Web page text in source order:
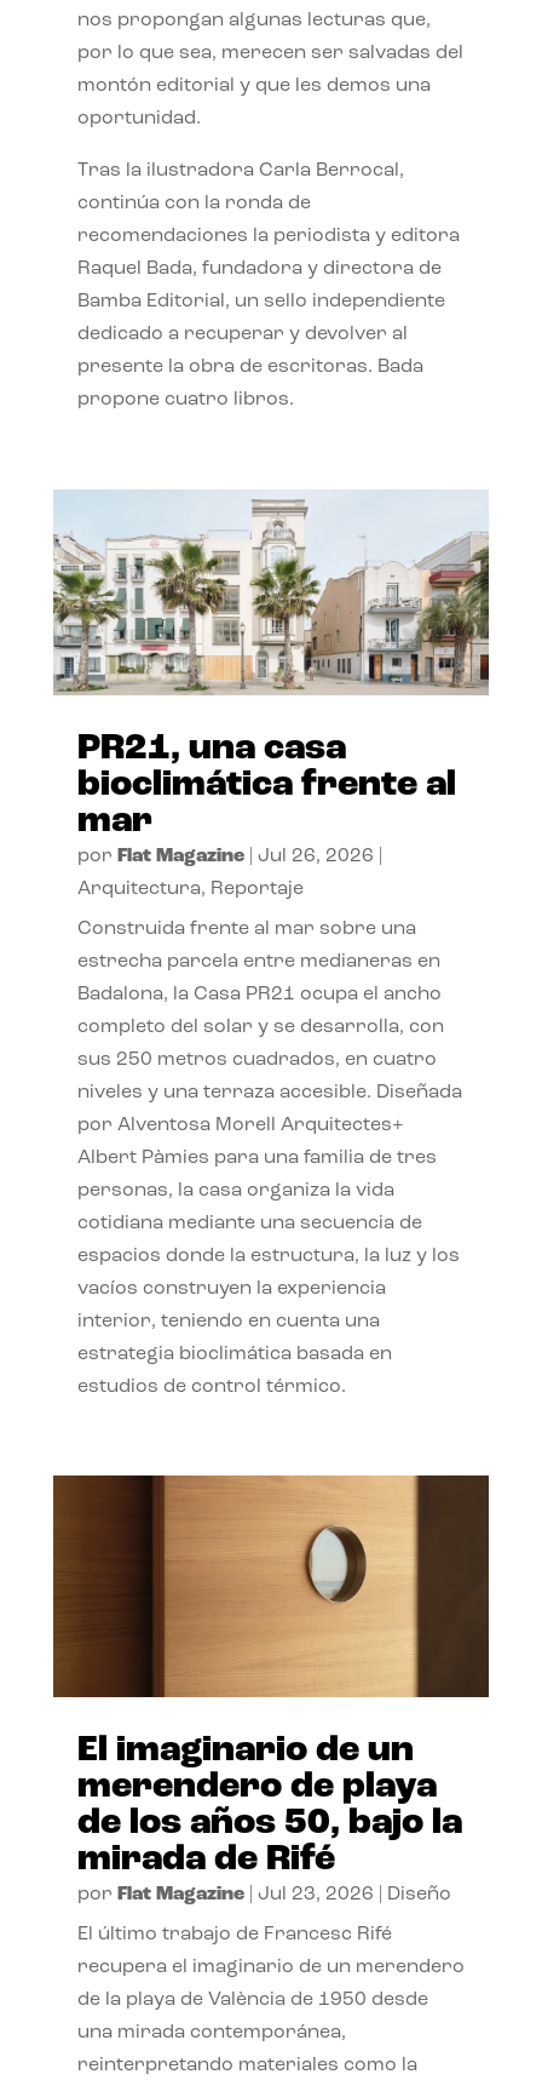
nos propongan algunas lecturas que,
por lo que sea, merecen ser salvadas del
montón editorial y que les demos una
oportunidad.
Tras la ilustradora Carla Berrocal,
continúa con la ronda de
recomendaciones la periodista y editora
Raquel Bada, fundadora y directora de
Bamba Editorial, un sello independiente
dedicado a recuperar y devolver al
presente la obra de escritoras. Bada
propone cuatro libros.
PR21, una casa
bioclimática frente al
mar
por Flat Magazine| Jul 26, 2026
Arquitectura, Reportaje
Construida frente al mar sobre una
estrecha parcela entre medianeras en
Badalona, la Casa PR21 ocupa el ancho
completo del solar y se desarrolla, con
sus 250 metros cuadrados, en cuatro
niveles y una terraza accesible. Diseñada
por Alventosa Morell Arquitectes+
Albert Pàmies para una familia de tres
personas, la casa organiza la vida
cotidiana mediante una secuencia de
espacios donde la estructura, la luz y los
vacíos construyen la experiencia
interior, teniendo en cuenta una
estrategia bioclimática basada en
estudios de control térmico.
El imaginario de un
merendero de playa
de los años 50, bajo la
mirada de Rifé
por Flat Magazine| Jul 23, 2026 Diseño
El último trabajo de Francesc Rifé
recupera el imaginario de un merendero
de la playa de València de 1950 desde
una mirada contemporánea,
reinterpretando materiales como la